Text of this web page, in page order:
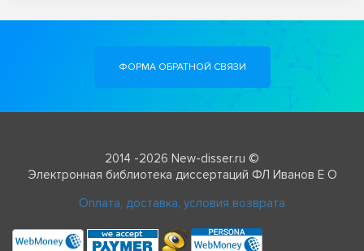
ФОРМА ОБРАТНОЙ СВЯЗИ
2014 -2026 New-disser.ru ©
Электронная библиотека диссертаций ФЛ Иванов Е О
Оплата, доставка, условия возврата